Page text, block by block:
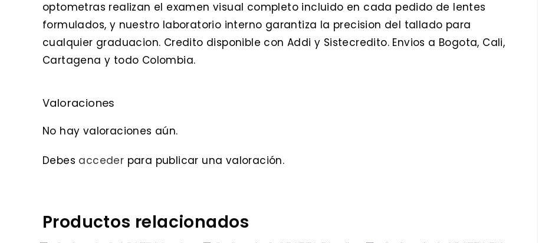
optometras realizan el examen visual completo incluido en cada pedido de lentes
formulados, y nuestro laboratorio interno garantiza la precision del tallado para
cualquier graduacion. Credito disponible con Addi y Sistecredito. Envios a Bogota, Cali,
Cartagena y todo Colombia.
Valoraciones
No hay valoraciones aún.
Debes acceder para publicar una valoración.
Productos relacionados